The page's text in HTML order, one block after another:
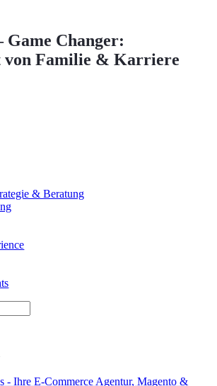
Changer:
von Familie & Karriere
& Beratung